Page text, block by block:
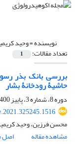
نویسنده =وحید
تعداد مقالات: 1
بررسی بانک بذر
حاشیۀ‏ رودخانۀ بشار
دوره 8، شماره 3، پاییز 1400، صفحه
محسن فرزین، وحید
مشاهده مقاله
اصل